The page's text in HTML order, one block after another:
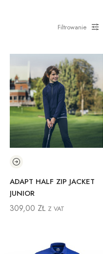
Filtrowanie
ADAPT HALF ZIP JACKET
JUNIOR
309,00 ZŁ Z VAT